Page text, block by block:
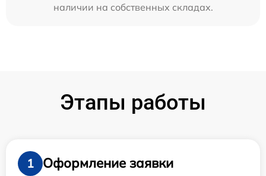
наличии на собственных складах.
Этапы работы
1
Оформление заявки